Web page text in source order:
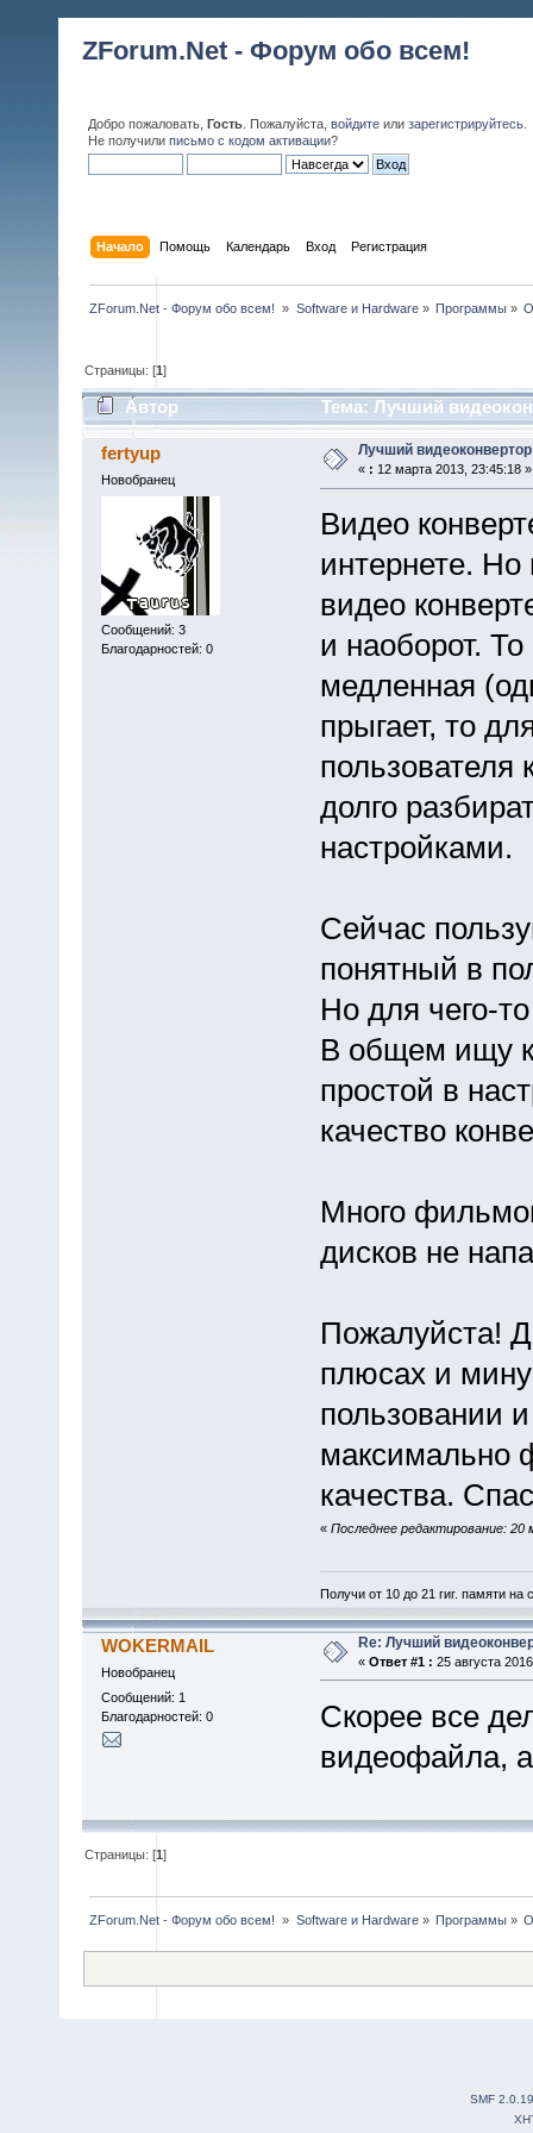
ZForum.Net - Форум обо всем!
Добро пожаловать, Гость . Пожалуйста, войдите или зарегистрируйтесь
Не получили письмо с кодом активации?
Начало Помощь Календарь Вход Регистрация
ZForum.Net - Форум обо всем! » Software и Hardware» Программы»
Страницы: [1]
Автор Тема: Лучший
fertyup
Новобранец
Сообщений: 3
Благодарностей: 0
Лучший
« : 12 марта 2013, 23:45:18 »
Видео
интернете.
видео
и наоборот.
медленная
прыгает, то
долго
настройками.
Сейчас
понятный в
Но для чего-
В общем ищу
простой в
качество
Много
дисков не
Пожалуйста!
плюсах и
пользовании
максимально
качества.
« Последнее редактирование:
Получи от 10 до 21 гиг. памяти на
WOKERMAIL
Новобранец
Сообщений: 1
Благодарностей: 0
Re: Лучший
« Ответ #1 : 25 августа
Скорее все
видеофайла,
Страницы: [1]
ZForum.Net - Форум обо всем! » Software и Hardware» Программы»
SMF 2.0.19